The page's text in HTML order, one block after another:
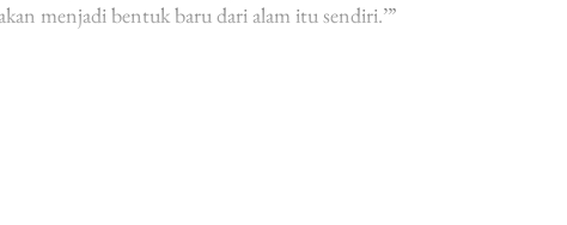
menjadi bentuk baru dari alam itu sendiri.’”